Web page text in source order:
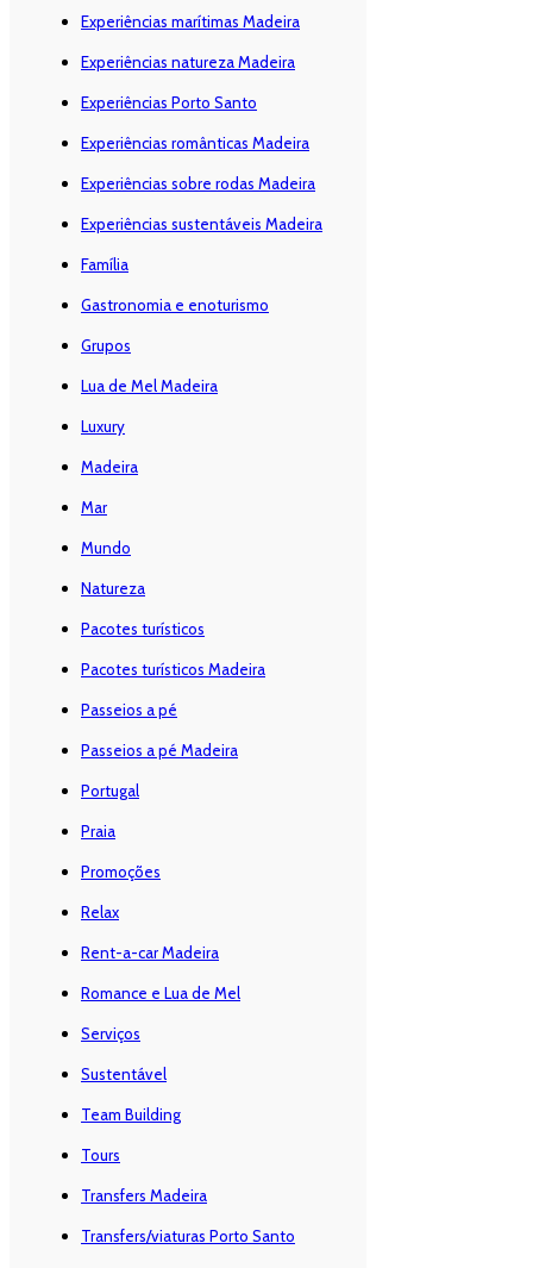
Experiências marítimas Madeira
Experiências natureza Madeira
Experiências Porto Santo
Experiências românticas Madeira
Experiências sobre rodas Madeira
Experiências sustentáveis Madeira
Família
Gastronomia e enoturismo
Grupos
Lua de Mel Madeira
Luxury
Madeira
Mar
Mundo
Natureza
Pacotes turísticos
Pacotes turísticos Madeira
Passeios a pé
Passeios a pé Madeira
Portugal
Praia
Promoções
Relax
Rent-a-car Madeira
Romance e Lua de Mel
Serviços
Sustentável
Team Building
Tours
Transfers Madeira
Transfers/viaturas Porto Santo